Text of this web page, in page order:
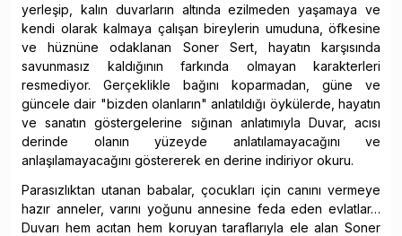
yerleşip, kalın duvarların altında ezilmeden yaşamaya ve
kendi olarak kalmaya çalışan bireylerin umuduna, öfkesine
ve hüznüne odaklanan Soner Sert, hayatın karşısında
savunmasız kaldığının farkında olmayan karakterleri
resmediyor. Gerçeklikle bağını koparmadan, güne ve
güncele dair "bizden olanların" anlatıldığı öykülerde, hayatın
ve sanatın göstergelerine sığınan anlatımıyla Duvar, acısı
derinde olanın yüzeyde anlatılamayacağını ve
anlaşılamayacağını göstererek en derine indiriyor okuru.
Parasızlıktan utanan babalar, çocukları için canını vermeye
hazır anneler, varını yoğunu annesine feda eden evlatlar…
Duvarı hem acıtan hem koruyan taraflarıyla ele alan Soner